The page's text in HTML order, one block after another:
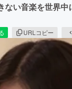
い音楽を世界
URLコピー